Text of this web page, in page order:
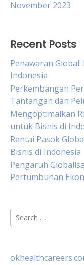
November 2023
Recent Posts
Penawaran
Indonesia
Perkembangan
Tantangan dan
Mengoptimalkan
untuk Bisnis di
Rantai Pasok
Bisnis di Indonesia
Pengaruh
Pertumbuhan
Search
for: